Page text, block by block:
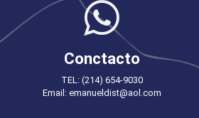
Conctacto
TEL: (214) 654-9030
Email: emanueldist@aol.com